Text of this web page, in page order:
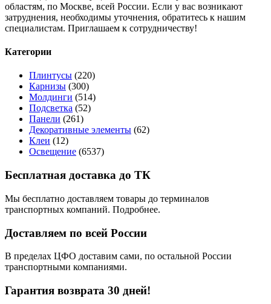
областям, по Москве, всей России. Если у вас возникают
затруднения, необходимы уточнения, обратитесь к нашим
специалистам. Приглашаем к сотрудничеству!
Категории
Плинтусы (220)
Карнизы (300)
Молдинги (514)
Подсветка (52)
Панели (261)
Декоративные элементы (62)
Клеи (12)
Освещение (6537)
Бесплатная доставка до ТК
Мы бесплатно доставляем товары до терминалов
транспортных компаний. Подробнее.
Доставляем по всей России
В пределах ЦФО доставим сами, по остальной России
транспортными компаниями.
Гарантия возврата 30 дней!